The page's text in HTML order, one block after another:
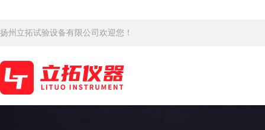
扬州立拓试验设备有限公司欢迎您！